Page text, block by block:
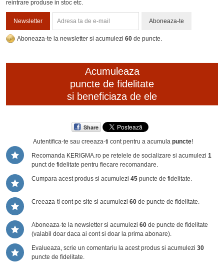
reintrare produse in stoc etc.
Newsletter Aboneaza-te
Aboneaza-te la newsletter si acumulezi 60 de puncte.
Acumuleaza
puncte de fidelitate
si beneficiaza de ele
Share
Autentifica-te sau creeaza-ti contpentru a acumula puncte!
Recomanda KERIGMA.ro pe retelele de socializare si acumulezi 1
punct de fidelitate pentru fiecare recomandare.
Cumpara acest produs si acumulezi 45 puncte de fidelitate.
Creeaza-ti cont pe site si acumulezi 60 de puncte de fidelitate.
Aboneaza-te la newsletter si acumulezi 60 de puncte de fidelitate
(valabil doar daca ai cont si doar la prima abonare).
Evalueaza, scrie un comentariu la acest produs si acumulezi 30
puncte de fidelitate.